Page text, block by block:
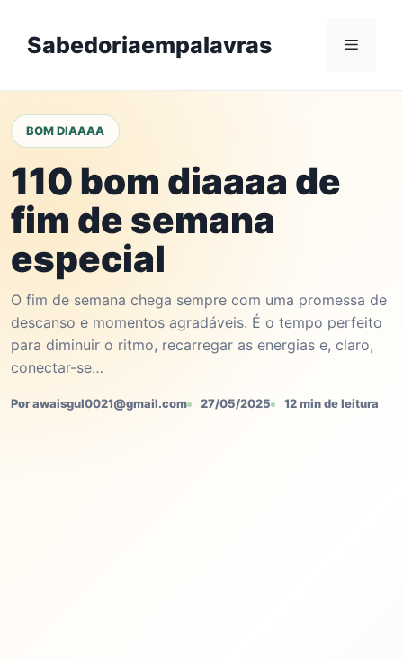
contentSabedoriaempalavras Menu
BOM DIAAAA
110 bom diaaaa de
fim de semana
especial
O fim de semana chega sempre com uma promessa de
descanso e momentos agradáveis. É o tempo perfeito
para diminuir o ritmo, recarregar as energias e, claro,
conectar-se…
Por awaisgul0021@gmail.com 27/05/2025 12 min de leitura